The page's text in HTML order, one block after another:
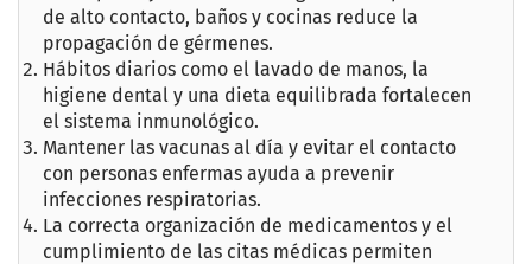
de alto contacto, baños y cocinas reduce la
propagación de gérmenes.
Hábitos diarios como el lavado de manos, la
higiene dental y una dieta equilibrada fortalecen
el sistema inmunológico.
Mantener las vacunas al día y evitar el contacto
con personas enfermas ayuda a prevenir
infecciones respiratorias.
La correcta organización de medicamentos y el
cumplimiento de las citas médicas permiten